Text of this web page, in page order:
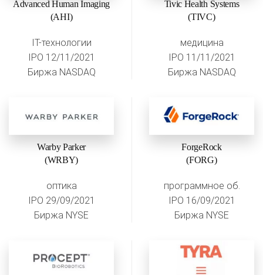
Advanced Human Imaging
(AHI)
IT-технологии
IPO 12/11/2021
Биржа NASDAQ
Tivic Health Systems
(TIVC)
медицина
IPO 11/11/2021
Биржа NASDAQ
Warby Parker
(WRBY)
оптика
IPO 29/09/2021
Биржа NYSE
ForgeRock
(FORG)
программное об.
IPO 16/09/2021
Биржа NYSE